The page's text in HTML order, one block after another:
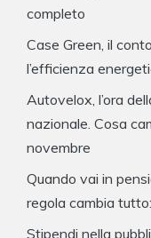
completo
Case Green, il
l’efficienza
Autovelox, l’ora
nazionale. Cosa
novembre
Quando vai in
regola cambia
Stipendi nella